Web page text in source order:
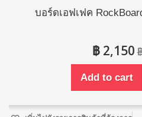
บอร์ดเอฟเฟค
฿ 2,150
Add to cart